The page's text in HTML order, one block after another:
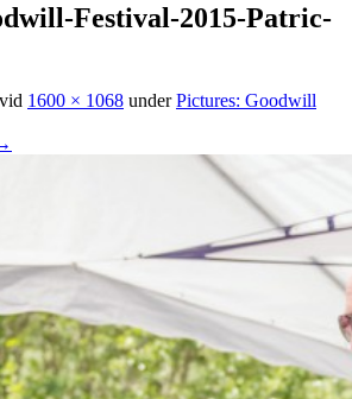
Festival-2015-Patric-
vid 1600 × 1068 underPictures: Goodwill